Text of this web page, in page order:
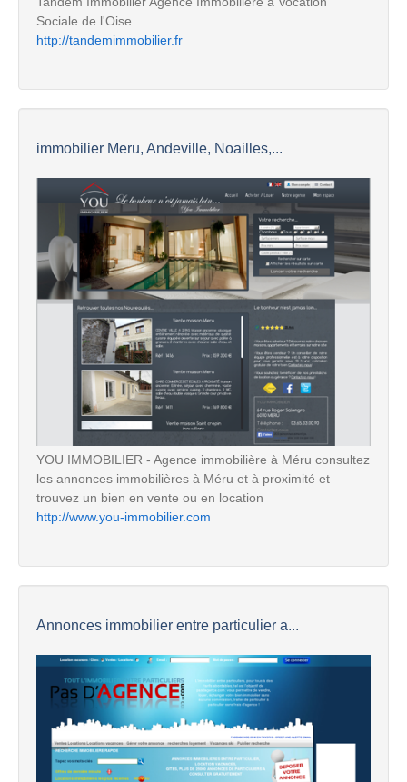
Sociale de l'Oise
http://tandemimmobilier.fr
immobilier Meru, Andeville, Noailles,...
YOU IMMOBILIER - Agence immobilière à Méru consultez
les annonces immobilières à Méru et à proximité et
trouvez un bien en vente ou en location
http://www.you-immobilier.com
Annonces immobilier entre particulier a...